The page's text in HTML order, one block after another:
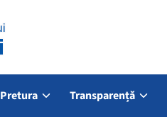
Pretura Transparență